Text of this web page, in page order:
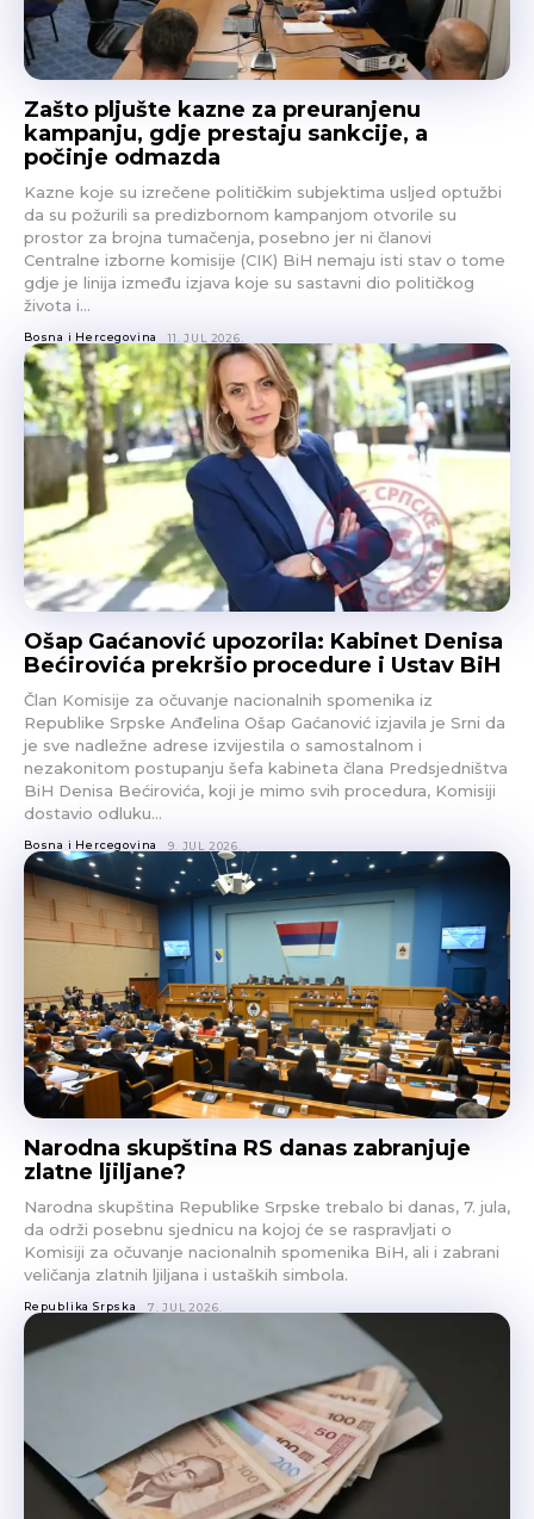
Zašto pljušte kazne za preuranjenu
kampanju, gdje prestaju sankcije, a
počinje odmazda
Kazne koje su izrečene političkim subjektima usljed optužbi
da su požurili sa predizbornom kampanjom otvorile su
prostor za brojna tumačenja, posebno jer ni članovi
Centralne izborne komisije (CIK) BiH nemaju isti stav o tome
gdje je linija između izjava koje su sastavni dio političkog
života i…
Bosna i Hercegovina 11. JUL 2026.
Ošap Gaćanović upozorila: Kabinet Denisa
Bećirovića prekršio procedure i Ustav BiH
Član Komisije za očuvanje nacionalnih spomenika iz
Republike Srpske Anđelina Ošap Gaćanović izjavila je Srni da
je sve nadležne adrese izvijestila o samostalnom i
nezakonitom postupanju šefa kabineta člana Predsjedništva
BiH Denisa Bećirovića, koji je mimo svih procedura, Komisiji
dostavio odluku…
Bosna i Hercegovina 9. JUL 2026.
Narodna skupština RS danas zabranjuje
zlatne ljiljane?
Narodna skupština Republike Srpske trebalo bi danas, 7. jula,
da održi posebnu sjednicu na kojoj će se raspravljati o
Komisiji za očuvanje nacionalnih spomenika BiH, ali i zabrani
veličanja zlatnih ljiljana i ustaških simbola.
Republika Srpska 7. JUL 2026.